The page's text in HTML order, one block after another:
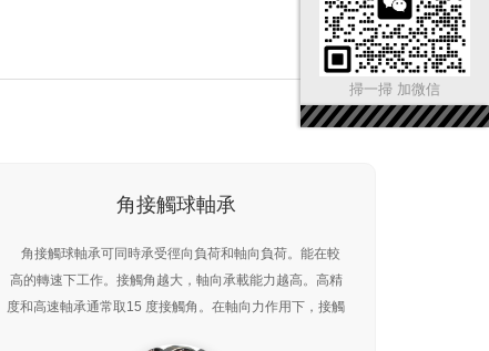
角接觸球軸承
角接觸球軸承可同時承受徑向負荷和軸向負荷。能在較
高的轉速下工作。接觸角越大，軸向承載能力越高。高精
度和高速軸承通常取15 度接觸角。在軸向力作用下，接觸
掃一掃 加微信